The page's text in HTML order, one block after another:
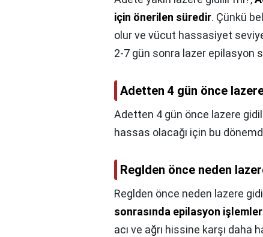
için önerilen süredir. Çünkü
olur ve vücut hassasiyet
2-7 gün sonra lazer epilasyon
Adetten 4 gün önce
Adetten 4 gün önce lazere
hassas olacağı için bu
Reglden önce neden
Reglden önce neden lazere
sonrasında epilasyon
acı ve ağrı hissine karşı